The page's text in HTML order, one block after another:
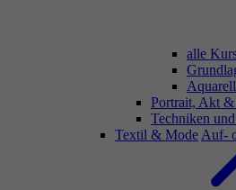
alle
Portrait, Akt
Techniken
Textil & Mode Auf-